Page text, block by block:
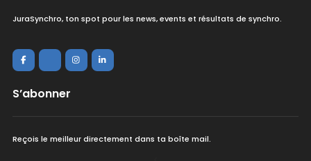
JuraSynchro, ton spot pour les news, events et résultats de synchro.
S’abonner
Reçois le meilleur directement dans ta boîte mail.